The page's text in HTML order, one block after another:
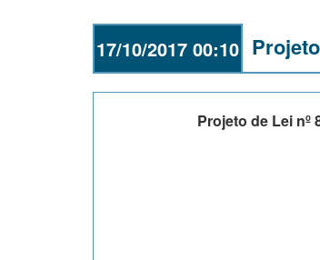
17/10/2017 00:10
Projeto de Lei nº